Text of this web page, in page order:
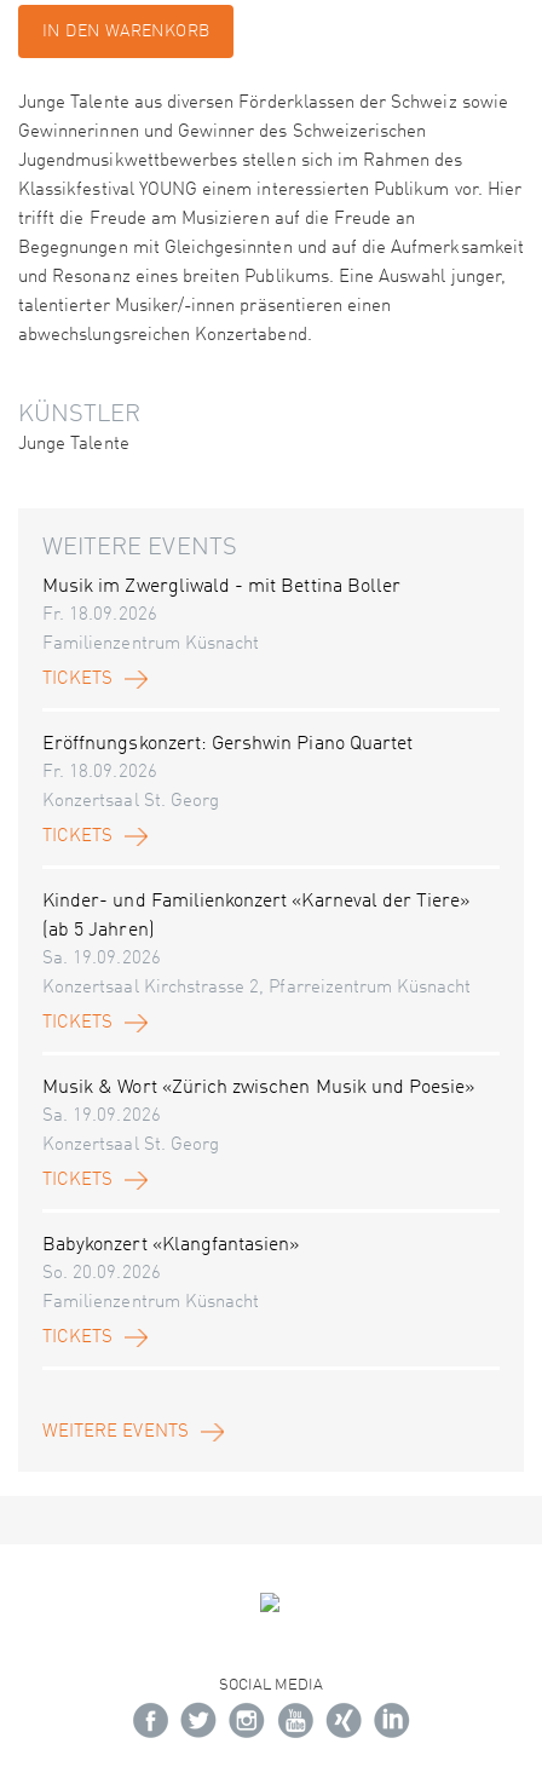
IN DEN WARENKORB
Junge Talente aus diversen Förderklassen der Schweiz sowie
Gewinnerinnen und Gewinner des Schweizerischen
Jugendmusikwettbewerbes stellen sich im Rahmen des
Klassikfestival YOUNG einem interessierten Publikum vor. Hier
trifft die Freude am Musizieren auf die Freude an
Begegnungen mit Gleichgesinnten und auf die Aufmerksamkeit
und Resonanz eines breiten Publikums. Eine Auswahl junger,
talentierter Musiker/-innen präsentieren einen
abwechslungsreichen Konzertabend.
KÜNSTLER
Junge Talente
WEITERE EVENTS
Musik im Zwergliwald - mit Bettina Boller
Fr. 18.09.2026
Familienzentrum Küsnacht
TICKETS
Eröffnungskonzert: Gershwin Piano Quartet
Fr. 18.09.2026
Konzertsaal St. Georg
TICKETS
Kinder- und Familienkonzert «Karneval der Tiere»
(ab 5 Jahren)
Sa. 19.09.2026
Konzertsaal Kirchstrasse 2, Pfarreizentrum Küsnacht
TICKETS
Musik & Wort «Zürich zwischen Musik und Poesie»
Sa. 19.09.2026
Konzertsaal St. Georg
TICKETS
Babykonzert «Klangfantasien»
So. 20.09.2026
Familienzentrum Küsnacht
TICKETS
WEITERE EVENTS
SOCIAL MEDIA